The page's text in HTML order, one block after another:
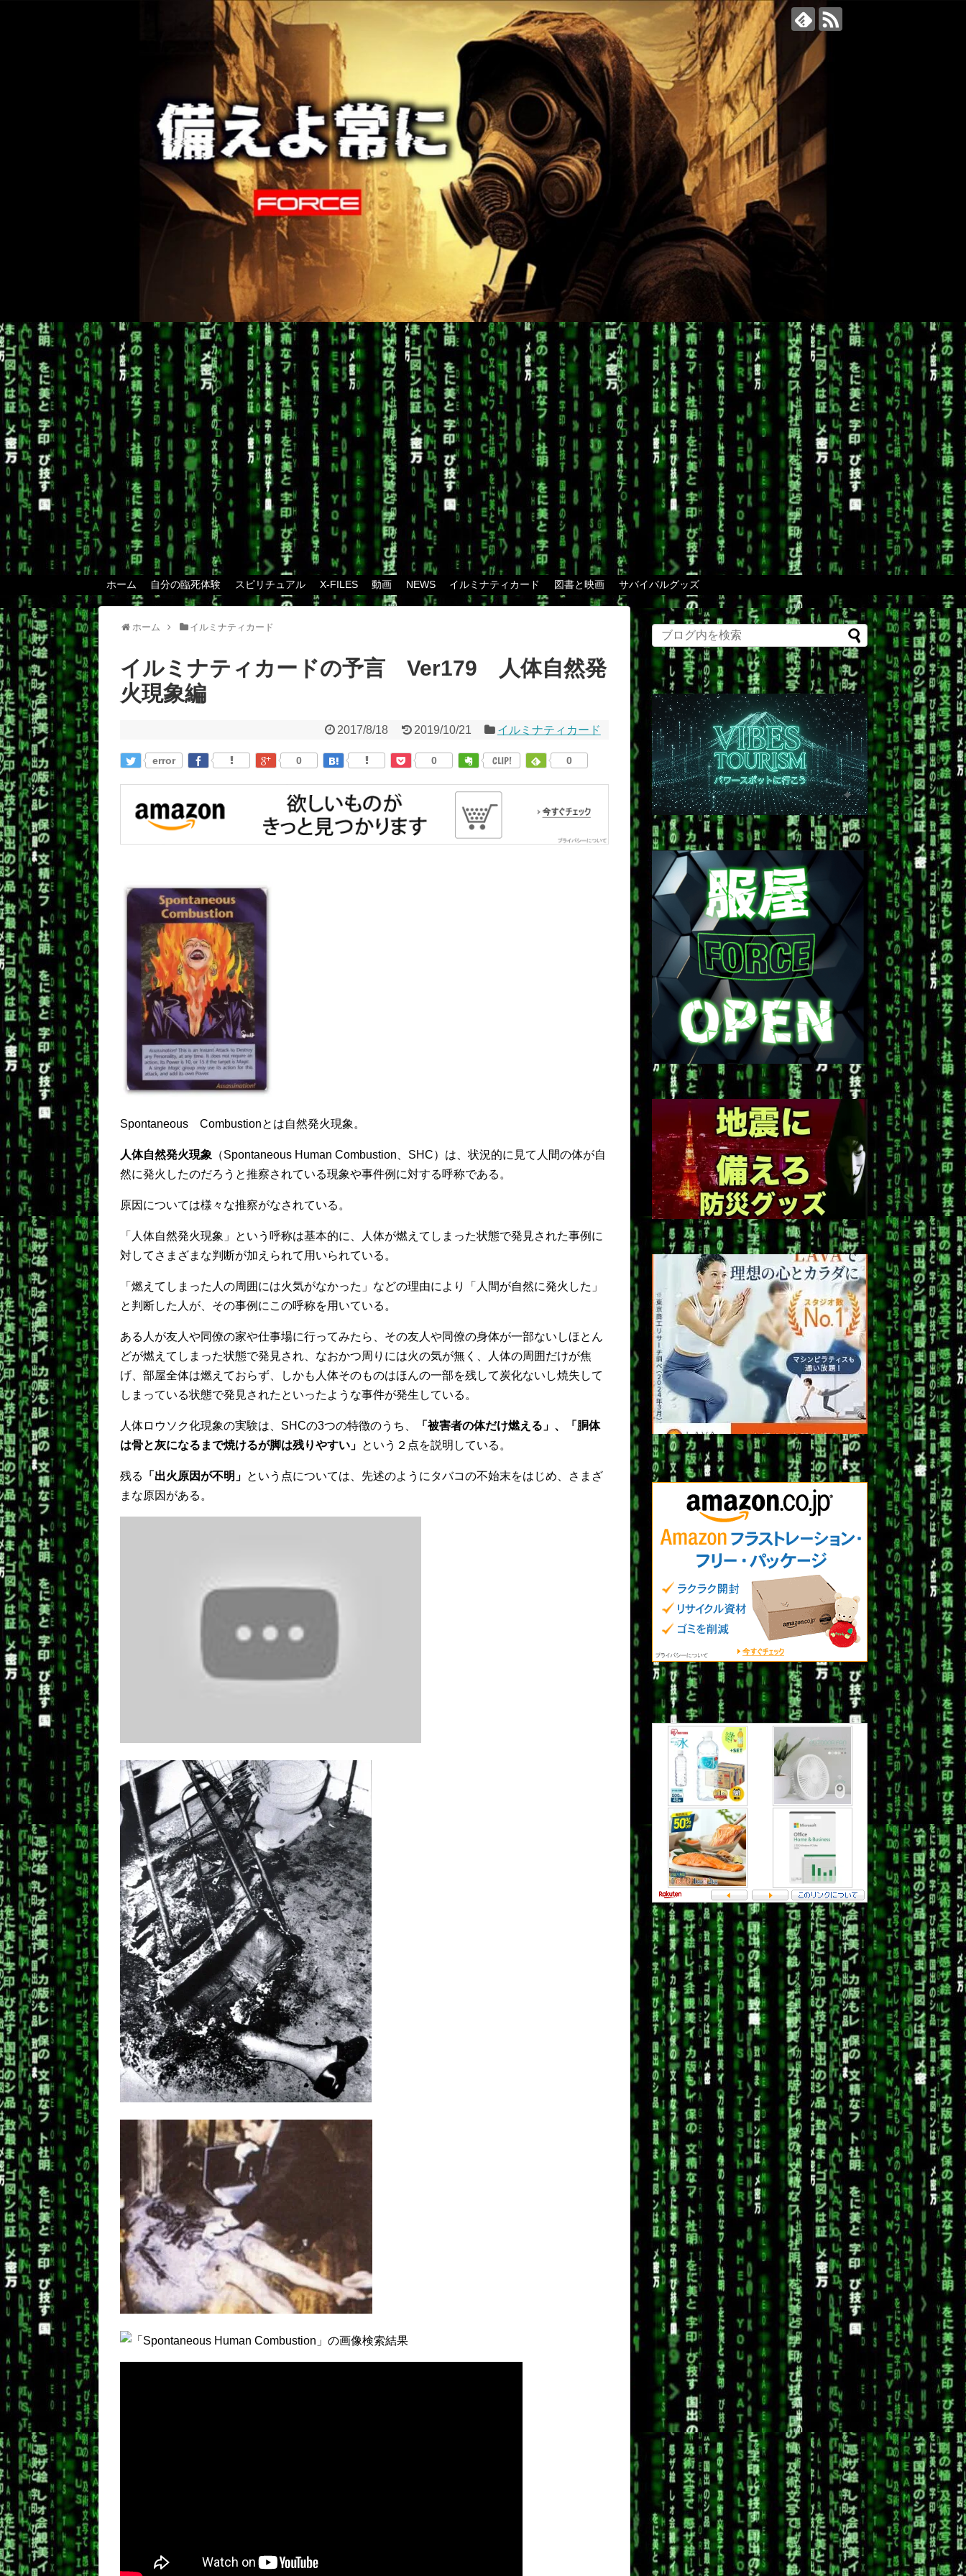
ホーム 自分の臨死体験 スピリチュアル X-FILES 動画 NEWS イルミナティカード 図書と映画 サバイバルグッズ
ホーム イルミナティカード
イルミナティカードの予言 Ver179 人体自然発
火現象編
2017/8/18 2019/10/21 イルミナティカード
error 0 0 CLIP! 0
Spontaneous Combustionとは自然発火現象。
人体自然発火現象 （Spontaneous Human Combustion、SHC）は、状況的に見て人間の体が自
然に発火したのだろうと推察されている現象や事件例に対する呼称である。
原因については様々な推察がなされている。
「人体自然発火現象」という呼称は基本的に、人体が燃えてしまった状態で発見された事例に
対してさまざまな判断が加えられて用いられている。
「燃えてしまった人の周囲には火気がなかった」などの理由により「人間が自然に発火した」
と判断した人が、その事例にこの呼称を用いている。
ある人が友人や同僚の家や仕事場に行ってみたら、その友人や同僚の身体が一部ないしほとん
どが燃えてしまった状態で発見され、なおかつ周りには火の気が無く、人体の周囲だけが焦
げ、部屋全体は燃えておらず、しかも人体そのものはほんの一部を残して炭化ないし焼失して
しまっている状態で発見されたといったような事件が発生している。
人体ロウソク化現象の実験は、SHCの3つの特徴のうち、
「被害者の体だけ燃える」、「胴体
は骨と灰になるまで焼けるが脚は残りやすい」 という２点を説明している。
残る 「出火原因が不明」 という点については、先述のようにタバコの不始末をはじめ、さまざ
まな原因がある。